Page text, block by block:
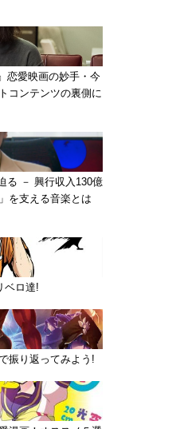
恋愛映画の妙手・今
コンテンツの裏側に
る － 興行収入130億
を支える音楽とは
ベロ達!
振り返ってみよう!